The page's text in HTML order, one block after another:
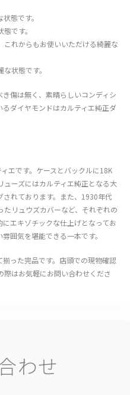
態です。
です。
これからもお使いいただける綺麗な
状態です。
傷は無く、素晴らしいコンディシ
ダイヤモンドはカルティエ純正ダ
エです。ケースとバックルに18K
ーズにはカルティエ純正となる大
れております。また、1930年代
リュウズカバーなど、それぞれの
エキゾチックな仕上げとなってお
囲気を堪能できる一本です。
った完品です。店頭での現物確認
はお気軽にお問い合わせくださ
わせ